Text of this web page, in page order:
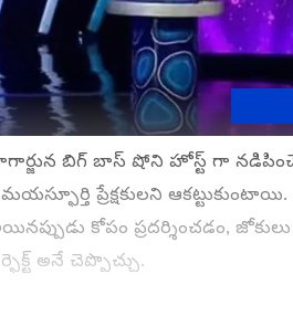
బిగ్ బాస్ షోని హోస్ట్ గా
ప్రేక్షకులని
కోపం ప్రదర్శించడం,
అనే చెప్పొచ్చు.